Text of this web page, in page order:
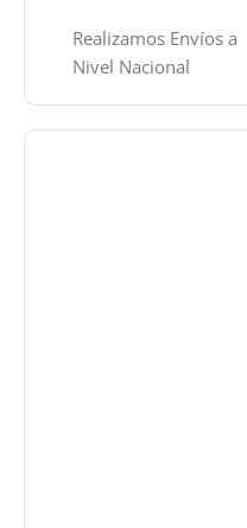
Realizamos Envíos a
Nivel Nacional